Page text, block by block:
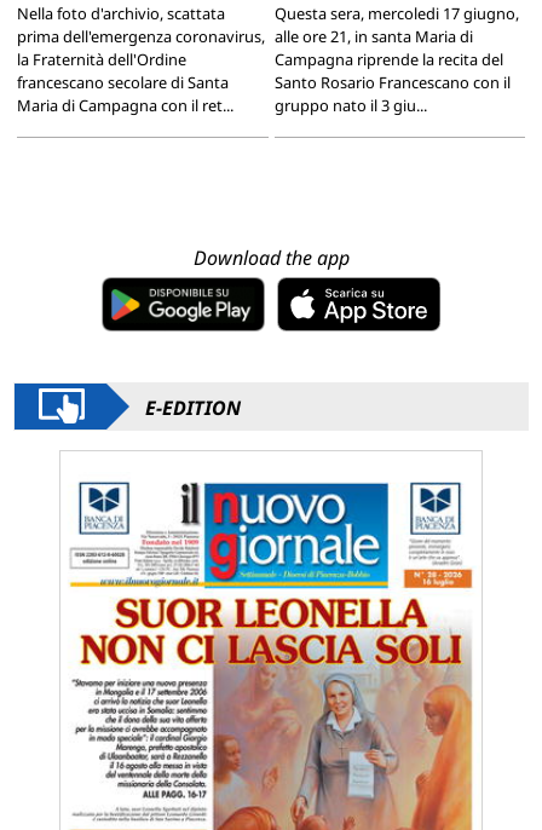
Nella foto d'archivio, scattata
prima dell'emergenza coronavirus,
la Fraternità dell'Ordine
francescano secolare di Santa
Maria di Campagna con il ret...
Questa sera, mercoledi 17 giugno,
alle ore 21, in santa Maria di
Campagna riprende la recita del
Santo Rosario Francescano con il
gruppo nato il 3 giu...
Download the app
E-EDITION